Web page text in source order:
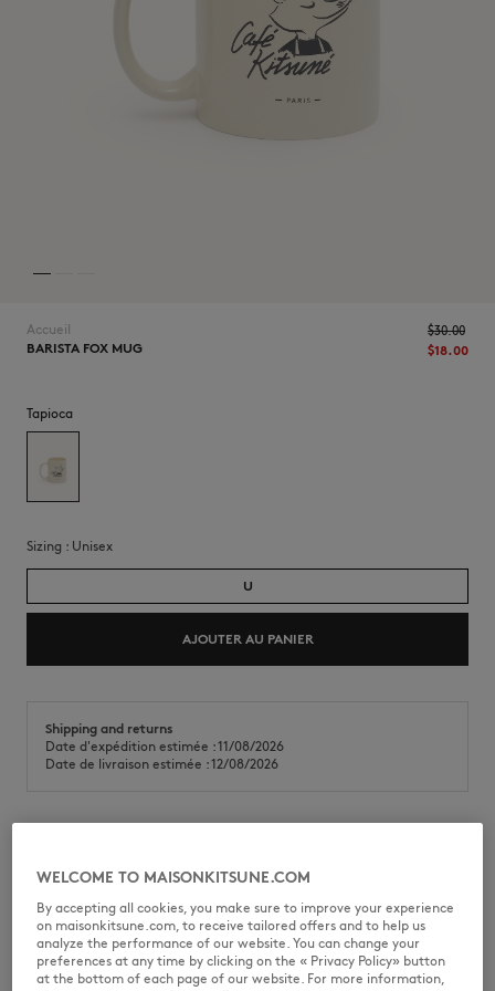
Accueil
BARISTA FOX MUG
$‌18.00
$‌30.00
Tapioca
Sizing : unisex
U
AJOUTER AU PANIER
Shipping and returns
Date d'expédition estimée : 11/08/2026
Date de livraison estimée : 12/08/2026
Anse
Impression Fox contrastée devant
Collection Café Kitsuné
CKMU08101O0008-P709
WELCOME TO MAISONKITSUNE.COM
By accepting all cookies, you make sure to improve your experience
on maisonkitsune.com, to receive tailored offers and to help us
analyze the performance of our website. You can change your
preferences at any time by clicking on the « Privacy Policy» button
at the bottom of each page of our website. For more information,